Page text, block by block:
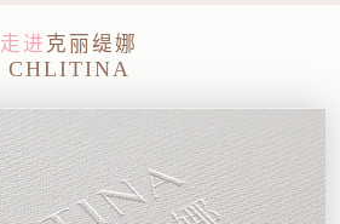
走进 克丽缇娜
CHLITINA